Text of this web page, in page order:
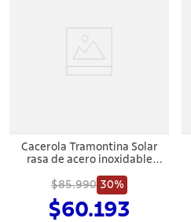
Cacerola Tramontina Solar
rasa de acero inoxidable
20 cm 2,9 L
$85.990 30%
$60.193